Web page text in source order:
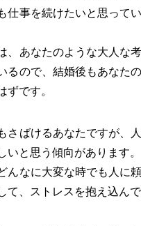
仕事を続けたいと思って
、あなたのような大人な
るので、結婚後もあなた
ずです。
さばけるあなたですが、
いと思う傾向があります。
んなに大変な時でも人に
て、ストレスを抱え込んで